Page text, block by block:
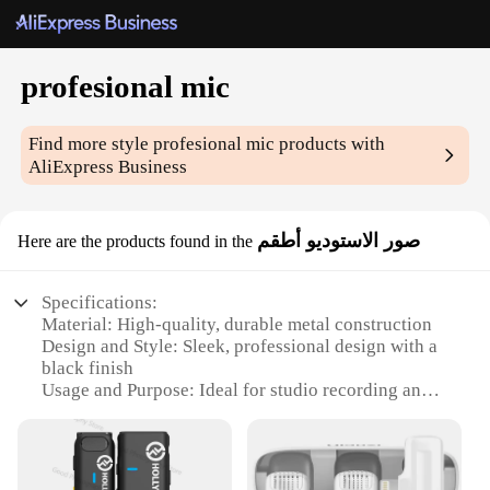
profesional mic
Find more styleprofesional mic products with
AliExpress Business
Here are the products found in the صور الاستوديو أطقم
Specifications:
Material: High-quality, durable metal construction
Design and Style: Sleek, professional design with a
black finish
Usage and Purpose: Ideal for studio recording and
Performance and Property: Superior sound pickup
and clarity
Parts and Accessories: Comes with necessary